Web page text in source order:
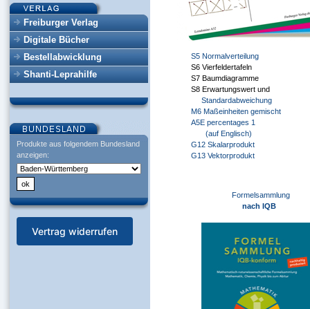
Freiburger Verlag
Digitale Bücher
Bestellabwicklung
Shanti-Leprahilfe
Produkte aus folgendem Bundesland
anzeigen:
Vertrag widerrufen
S5 Normalverteilung
S6 Vierfeldertafeln
S7 Baumdiagramme
S8 Erwartungswert und
Standardabweichung
M6 Maßeinheiten gemischt
A5E percentages 1
(auf Englisch)
G12 Skalarprodukt
G13 Vektorprodukt
Formelsammlung
nach IQB